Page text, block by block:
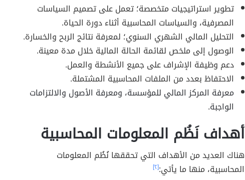
تطوير استراتيجيات متخصصة؛ تعمل على تصميم السياسات
المصرفية، والسياسات المحاسبية أثناء دورة الحياة.
التحليل المالي الشهري السنوي؛ لمعرفة نتائج الربح والخسارة.
الوصول إلى ملخص لقائمة الحالة المالية خلال مدة معينة.
دعم وظيفة الإشراف على جميع الأنشطة والعمل.
الاحتفاظ بعدد من الملفات المحاسبية المشتملة.
معرفة المركز المالي للمؤسسة، ومعرفة الأصول والالتزامات
الواجبة.
أهداف نَظُم المعلومات المحاسبية
هناك العديد من الأهداف التي تحققها نُظُم المعلومات
المحاسبية، منها ما يأتي:[٢]